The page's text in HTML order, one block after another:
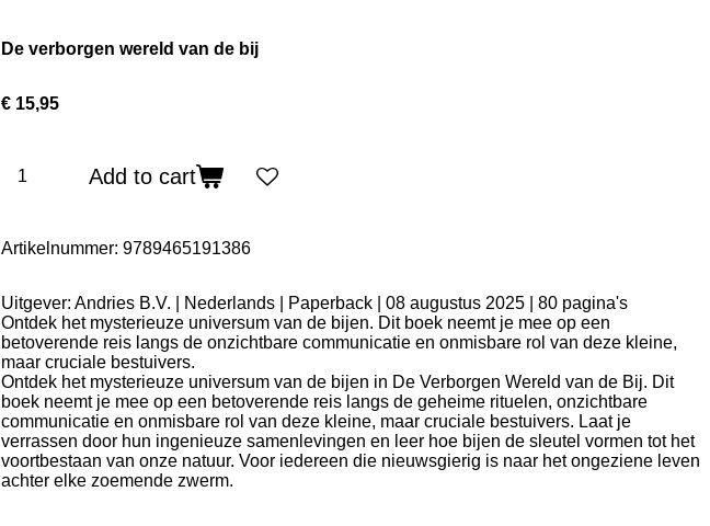
De verborgen wereld van de bij
€ 15,95
Add to cart
Artikelnummer: 9789465191386
Uitgever: Andries B.V. | Nederlands | Paperback | 08 augustus 2025 | 80 pagina's
Ontdek het mysterieuze universum van de bijen. Dit boek neemt je mee op een
betoverende reis langs de onzichtbare communicatie en onmisbare rol van deze kleine,
maar cruciale bestuivers.
Ontdek het mysterieuze universum van de bijen in De Verborgen Wereld van de Bij. Dit
boek neemt je mee op een betoverende reis langs de geheime rituelen, onzichtbare
communicatie en onmisbare rol van deze kleine, maar cruciale bestuivers. Laat je
verrassen door hun ingenieuze samenlevingen en leer hoe bijen de sleutel vormen tot het
voortbestaan van onze natuur. Voor iedereen die nieuwsgierig is naar het ongeziene leven
achter elke zoemende zwerm.